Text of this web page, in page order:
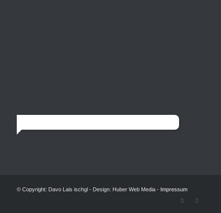
© Copyright: Davo Lais ischgl - Design: Huber Web Media - Impressum